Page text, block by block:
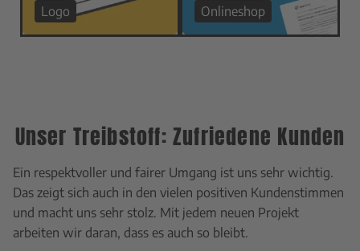
Logo Onlineshop
Unser Treibstoff: Zufriedene Kunden
Ein respektvoller und fairer Umgang ist uns sehr wichtig.
Das zeigt sich auch in den vielen positiven Kundenstimmen
und macht uns sehr stolz. Mit jedem neuen Projekt
arbeiten wir daran, dass es auch so bleibt.